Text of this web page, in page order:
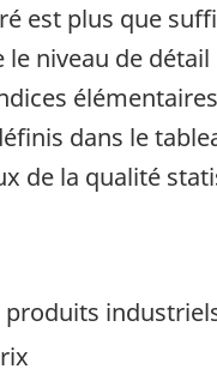
est plus que
niveau de
dans le
de la qualité